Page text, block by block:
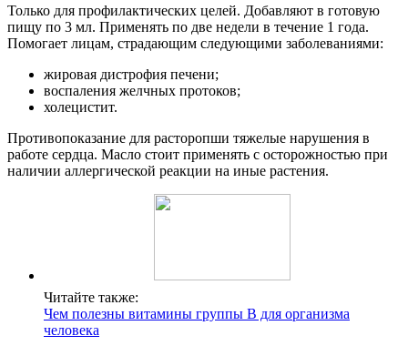
Только для профилактических целей. Добавляют в готовую
пищу по 3 мл. Применять по две недели в течение 1 года.
Помогает лицам, страдающим следующими заболеваниями:
жировая дистрофия печени;
воспаления желчных протоков;
холецистит.
Противопоказание для расторопши тяжелые нарушения в
работе сердца. Масло стоит применять с осторожностью при
наличии аллергической реакции на иные растения.
Читайте также:
Чем полезны витамины группы B для организма
человека